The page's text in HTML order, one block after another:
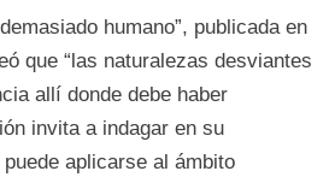
humano”, publicada en
que “las naturalezas desviantes
allí donde debe haber
invita a indagar en su
aplicarse al ámbito